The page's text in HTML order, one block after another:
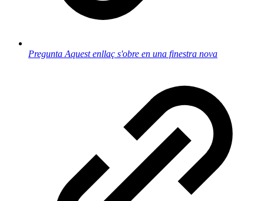
Pregunta Aquest enllaç s'obre en una finestra nova